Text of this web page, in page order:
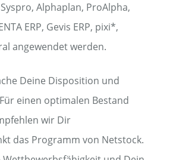
Alphaplan, ProAlpha,
ERP, Gevis ERP, pixi*,
angewendet werden.
Deine Disposition und
einen optimalen Bestand
wir Dir
das Programm von Netstock.